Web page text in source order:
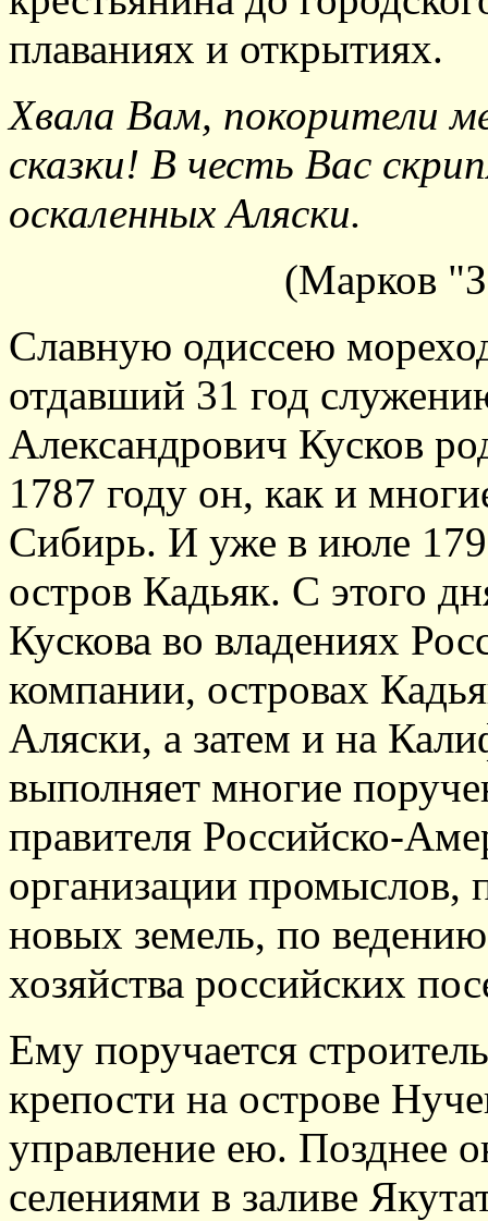
плаваниях и открытиях.
Хвала Вам, покорители
сказки! В честь Вас
оскаленных Аляски.
(Марков
Славную одиссею
отдавший 31 год
Александрович Кусков
1787 году он, как и
Сибирь. И уже в июле
остров Кадьяк. С этого
Кускова во владениях
компании, островах
Аляски, а затем и на
выполняет многие
правителя Российско-
организации промыслов,
новых земель, по
хозяйства российских
Ему поручается
крепости на острове
управление ею. Позднее
селениями в заливе